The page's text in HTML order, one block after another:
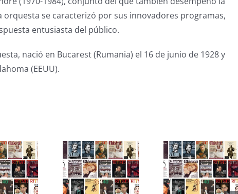
se caracterizó por sus innovadores programas,
entusiasta del público.
nació en Bucarest (Rumania) el 16 de junio de 1928 y
(EEUU).